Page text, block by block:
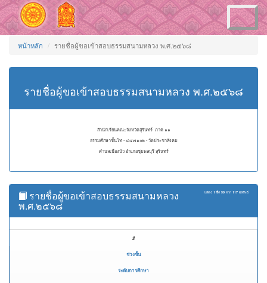
Toggle
navigation
หน้าหลัก รายชื่อผู้ขอเข้าสอบธรรมสนามหลวง พ.ศ.๒๕๖๘
รายชื่อผู้ขอเข้าสอบธรรมสนามหลวง พ.ศ.๒๕๖๘
สำนักเรียนคณะจังหวัดสุรินทร์ ภาค ๑๑
ธรรมศึกษาชั้นโท - ๔๔๗๑๐๒ - วัดประชาสังคม
ตำบลเมืองบัว อำเภอชุมพลบุรี สุรินทร์
แสดง 1 ถึง 50 จาก 117 ผลลัพธ์
รายชื่อผู้ขอเข้าสอบธรรมสนามหลวง
พ.ศ.๒๕๖๘
#
ช่วงชั้น
ระดับการศึกษา